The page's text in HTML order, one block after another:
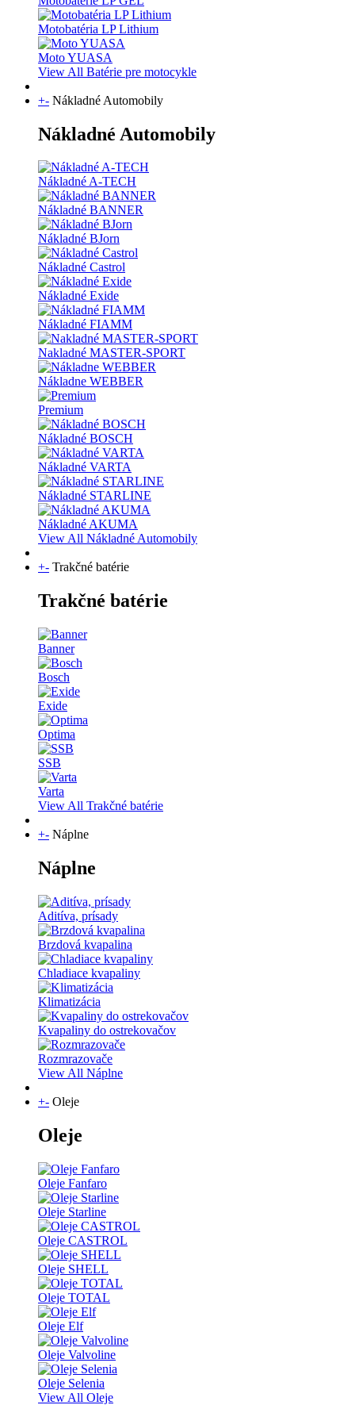
Motobatéria LP Lithium
Moto YUASA
View All Batérie pre motocykle
+- Nákladné Automobily
Nákladné Automobily
Nákladné A-TECH
Nákladné BANNER
Nákladné BJorn
Nákladné Castrol
Nákladné Exide
Nákladné FIAMM
Nakladné MASTER-SPORT
Nákladne WEBBER
Premium
Nákladné BOSCH
Nákladné VARTA
Nákladné STARLINE
Nákladné AKUMA
View All Nákladné Automobily
+- Trakčné batérie
Trakčné batérie
Banner
Bosch
Exide
Optima
SSB
Varta
View All Trakčné batérie
+- Náplne
Náplne
Aditíva, prísady
Brzdová kvapalina
Chladiace kvapaliny
Klimatizácia
Kvapaliny do ostrekovačov
Rozmrazovače
View All Náplne
+- Oleje
Oleje
Oleje Fanfaro
Oleje Starline
Oleje CASTROL
Oleje SHELL
Oleje TOTAL
Oleje Elf
Oleje Valvoline
Oleje Selenia
View All Oleje